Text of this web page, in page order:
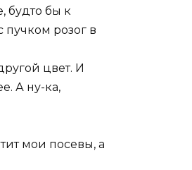
будто бы к
розог в
цвет. И
А ну-ка,
мои посевы, а